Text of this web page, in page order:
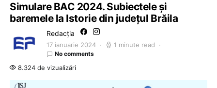
Simulare BAC 2024. Subiectele și
baremele la Istorie din județul Brăila
Redacția
17 ianuarie 2024 1 minute read
No comments
8.324 de vizualizări